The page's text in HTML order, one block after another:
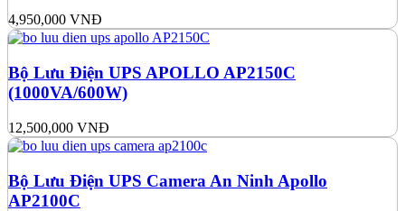
4,950,000 VNĐ
Bộ Lưu Điện UPS APOLLO AP2150C
(1000VA/600W)
12,500,000 VNĐ
Bộ Lưu Điện UPS Camera An Ninh Apollo
AP2100C